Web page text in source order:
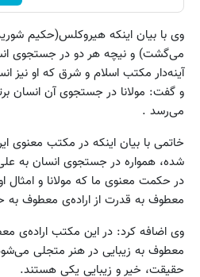
وی با بیان اینکه هیروکلس(حکیم
می‌گشت) و نیچه هر دو در جستجوی
آینه‌دار مکتب اسلام و شرق که او نیز
و گفت: مولانا در جستجوی آن انسان
می‌رسد .
خاتمی با بیان اینکه در مکتب معنوی
شده، همواره در جستجوی انسان به
در حکمت معنوی ما که مولانا و امثال
معطوف به قدرت از اراده‌ی معطوف
وی اضافه کرد: در این مکتب اراده‌ی
معطوف به زیبایی در هنر متجلی
حقیقت، خیر و زیبایی یکی هستند.